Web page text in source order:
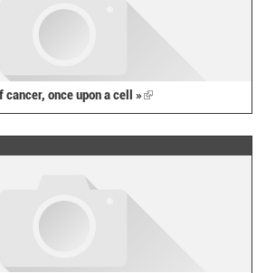
cancer, once upon a cell »(link
is